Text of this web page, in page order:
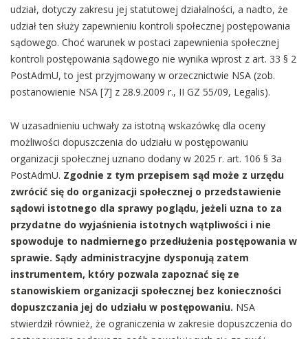
udział, dotyczy zakresu jej statutowej działalności, a nadto, że
udział ten służy zapewnieniu kontroli społecznej postępowania
sądowego. Choć warunek w postaci zapewnienia społecznej
kontroli postępowania sądowego nie wynika wprost z art. 33 § 2
PostAdmU, to jest przyjmowany w orzecznictwie NSA (zob.
postanowienie NSA [7] z 28.9.2009 r., II GZ 55/09, Legalis).
W uzasadnieniu uchwały za istotną wskazówkę dla oceny
możliwości dopuszczenia do udziału w postępowaniu
organizacji społecznej uznano dodany w 2025 r. art. 106 § 3a
PostAdmU. Zgodnie z tym przepisem sąd może z urzędu
zwrócić się do organizacji społecznej o przedstawienie
sądowi istotnego dla sprawy poglądu, jeżeli uzna to za
przydatne do wyjaśnienia istotnych wątpliwości i nie
spowoduje to nadmiernego przedłużenia postępowania w
sprawie. Sądy administracyjne dysponują zatem
instrumentem, który pozwala zapoznać się ze
stanowiskiem organizacji społecznej bez konieczności
dopuszczania jej do udziału w postępowaniu. NSA
stwierdził również, że ograniczenia w zakresie dopuszczenia do